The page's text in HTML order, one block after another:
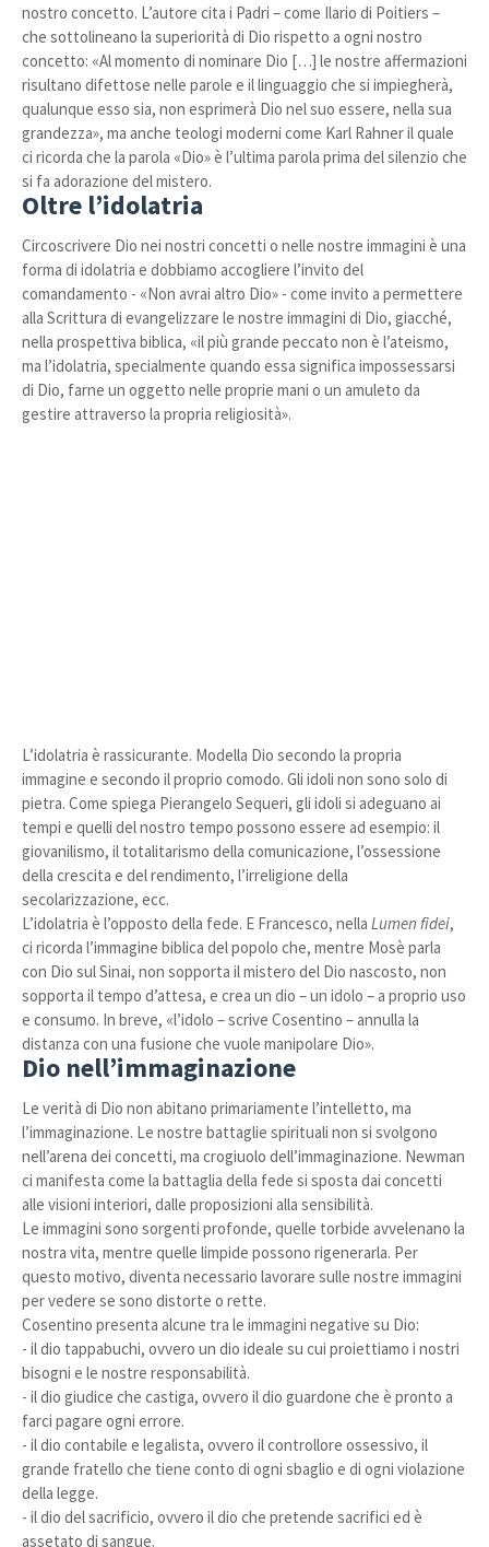
nostro concetto. L’autore cita i Padri – come Ilario di Poitiers –
che sottolineano la superiorità di Dio rispetto a ogni nostro
concetto: «Al momento di nominare Dio […] le nostre affermazioni
risultano difettose nelle parole e il linguaggio che si impiegherà,
qualunque esso sia, non esprimerà Dio nel suo essere, nella sua
grandezza», ma anche teologi moderni come Karl Rahner il quale
ci ricorda che la parola «Dio» è l’ultima parola prima del silenzio che
si fa adorazione del mistero.
Oltre l’idolatria
Circoscrivere Dio nei nostri concetti o nelle nostre immagini è una
forma di idolatria e dobbiamo accogliere l’invito del
comandamento - «Non avrai altro Dio» - come invito a permettere
alla Scrittura di evangelizzare le nostre immagini di Dio, giacché,
nella prospettiva biblica, «il più grande peccato non è l’ateismo,
ma l’idolatria, specialmente quando essa significa impossessarsi
di Dio, farne un oggetto nelle proprie mani o un amuleto da
gestire attraverso la propria religiosità».
L’idolatria è rassicurante. Modella Dio secondo la propria
immagine e secondo il proprio comodo. Gli idoli non sono solo di
pietra. Come spiega Pierangelo Sequeri, gli idoli si adeguano ai
tempi e quelli del nostro tempo possono essere ad esempio: il
giovanilismo, il totalitarismo della comunicazione, l’ossessione
della crescita e del rendimento, l’irreligione della
secolarizzazione, ecc.
L’idolatria è l’opposto della fede. E Francesco, nella Lumen fidei,
ci ricorda l’immagine biblica del popolo che, mentre Mosè parla
con Dio sul Sinai, non sopporta il mistero del Dio nascosto, non
sopporta il tempo d’attesa, e crea un dio – un idolo – a proprio uso
e consumo. In breve, «l’idolo – scrive Cosentino – annulla la
distanza con una fusione che vuole manipolare Dio».
Dio nell’immaginazione
Le verità di Dio non abitano primariamente l’intelletto, ma
l’immaginazione. Le nostre battaglie spirituali non si svolgono
nell’arena dei concetti, ma crogiuolo dell’immaginazione. Newman
ci manifesta come la battaglia della fede si sposta dai concetti
alle visioni interiori, dalle proposizioni alla sensibilità.
Le immagini sono sorgenti profonde, quelle torbide avvelenano la
nostra vita, mentre quelle limpide possono rigenerarla. Per
questo motivo, diventa necessario lavorare sulle nostre immagini
per vedere se sono distorte o rette.
Cosentino presenta alcune tra le immagini negative su Dio:
- il dio tappabuchi, ovvero un dio ideale su cui proiettiamo i nostri
bisogni e le nostre responsabilità.
- il dio giudice che castiga, ovvero il dio guardone che è pronto a
farci pagare ogni errore.
- il dio contabile e legalista, ovvero il controllore ossessivo, il
grande fratello che tiene conto di ogni sbaglio e di ogni violazione
della legge.
- il dio del sacrificio, ovvero il dio che pretende sacrifici ed è
assetato di sangue.